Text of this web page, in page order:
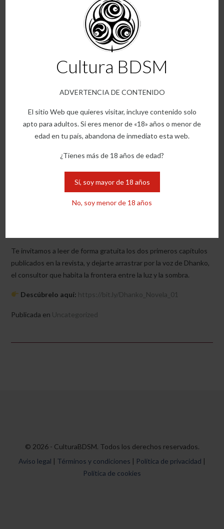
Cultura BDSM
ADVERTENCIA DE CONTENIDO
El sitio Web que quieres visitar, incluye contenido solo
apto para adultos. Si eres menor de «18» años o menor de
edad en tu país, abandona de inmediato esta web.
¿Tienes más de 18 años de edad?
Sí, soy mayor de 18 años
No, soy menor de 18 años
la culpa. A través de diez casos que entrelazan dolor, redención y
autodescubrimiento, Dhanko se convierte en el espejo donde
cada personaje —y el lector— se reconoce y se desafía.
Entre el sabor a humo de un Lagavulin de 16 años y el silencio
cómplice de Ishtar, su figura más cercana, Dhanko nos confronta
con lo que somos cuando nadie nos observa. Una narrativa
Te invitamos a leer de forma gratuita los dos primeros capítulos
publicados en la revista, y dejarte arrastrar por la voz de Dhanko,
el consultor que habita la frontera entre la luz y la sombra.
Descúbrelo aquí: https://bit.ly/Dhanko_Novela_01
Publicada en Uncategorized
© 2026 - CulturaBDSM. Todos los derechos reservados.
Aviso legal | Términos y condiciones | Política de privacidad |
Política de cookies